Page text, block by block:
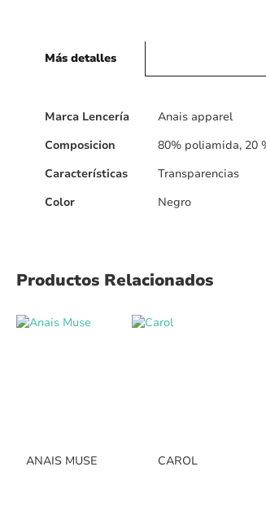
Más detalles
Más
Marca Lencería
Anais apparel
Composicion
80% poliamida, 20
Características
Transparencias
Color
Negro
Productos Relacionados
ANAIS MUSE CAROL